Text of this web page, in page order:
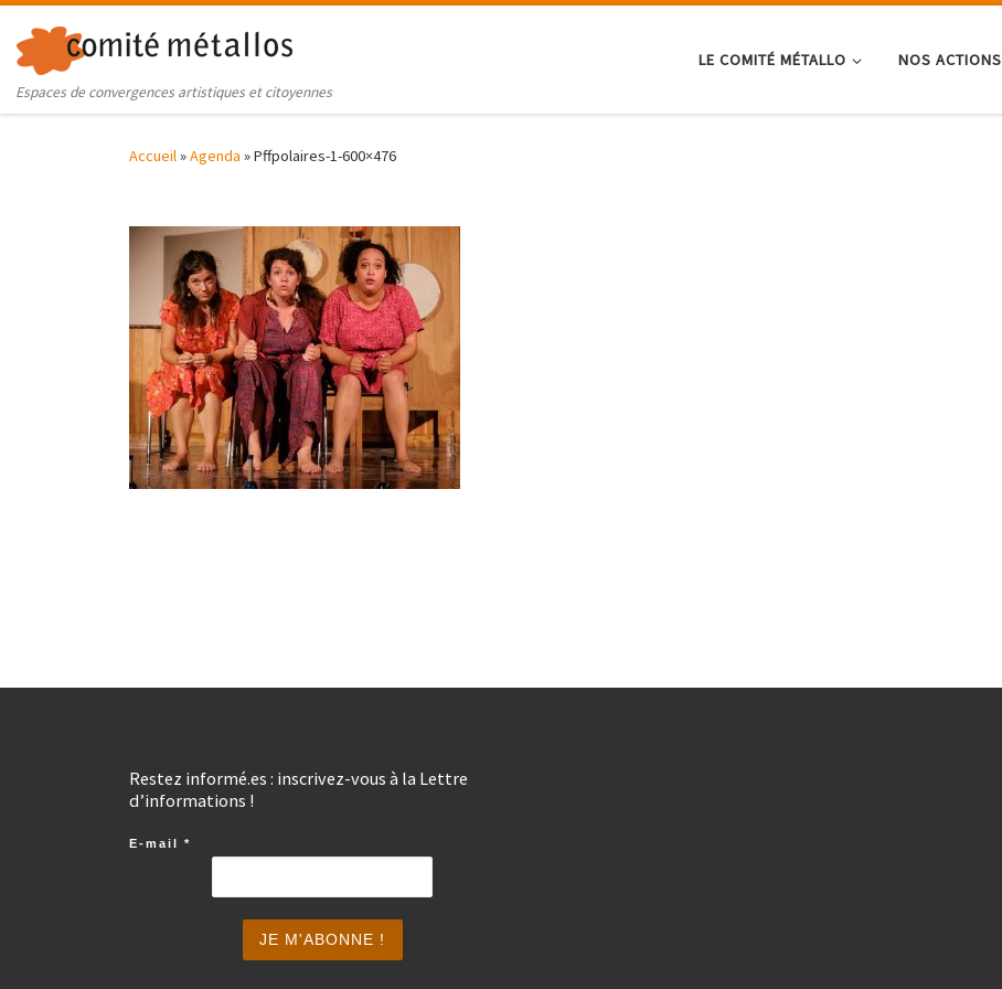
Skip to content
Espaces de convergences artistiques et citoyennes
LE COMITÉ MÉTALLO NOS ACTIONS
Accueil»Agenda »Pffpolaires-1-600×476
Restez informé.es : inscrivez-vous à la Lettre
d’informations !
E-mail *